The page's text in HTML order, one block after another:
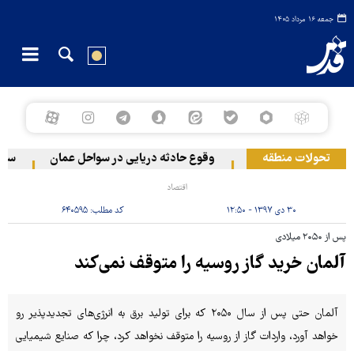
جمعه ۱۶ مرداد ۱۴۰۵
تحولات منطقه
دو منطقه در لبنان وقوع حادثه دریایی در سواحل عمان
اقتصاد
۳۰ دی ۱۳۹۷ - ۱۲:۵۰ کد مطلب:۶۴۰۵۹۵
پس از ۲۰۵۰ میلادی
آلمان خرید گاز روسیه را متوقف نمی‌کند
آلمان حتی پس از سال ۲۰۵۰ که برای تولید برق به انرژی‌های تجدیدپذیر رو
خواهد آورد، واردات گاز از روسیه را متوقف نخواهد کرد، چرا که صنایع شیمیایی